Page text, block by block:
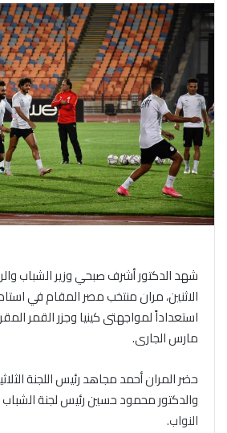
شهد الدكتور أشرف صبحي وزير الشباب
الاثنين، مران منتخب مصر المقام في
مارس الجارى.
حضر المران أحمد مجاهد رئيس اللجنة
والدكتور محمود حسين رئيس لجنة
النواب.